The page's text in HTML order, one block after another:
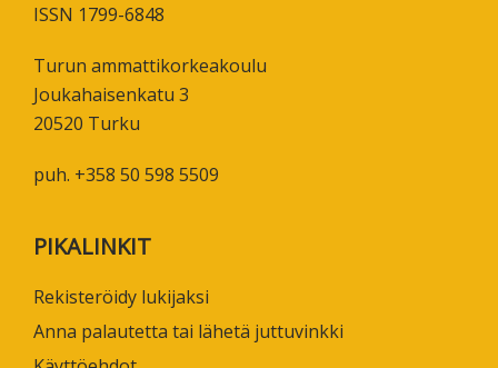
ISSN 1799-6848
Turun ammattikorkeakoulu
Joukahaisenkatu 3
20520 Turku
puh. +358 50 598 5509
PIKALINKIT
Rekisteröidy lukijaksi
Anna palautetta tai lähetä juttuvinkki